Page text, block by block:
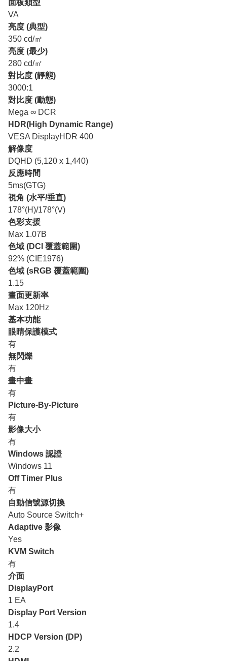
面板類型
VA
亮度 (典型)
350 cd/㎡
亮度 (最少)
280 cd/㎡
對比度 (靜態)
3000:1
對比度 (動態)
Mega ∞ DCR
HDR(High Dynamic Range)
VESA DisplayHDR 400
解像度
DQHD (5,120 x 1,440)
反應時間
5ms(GTG)
視角 (水平/垂直)
178°(H)/178°(V)
色彩支援
Max 1.07B
色域 (DCI 覆蓋範圍)
92% (CIE1976)
色域 (sRGB 覆蓋範圍)
1.15
畫面更新率
Max 120Hz
基本功能
眼睛保護模式
有
無閃爍
有
畫中畫
有
Picture-By-Picture
有
影像大小
有
Windows 認證
Windows 11
Off Timer Plus
有
自動信號源切換
Auto Source Switch+
Adaptive 影像
Yes
KVM Switch
有
介面
DisplayPort
1 EA
Display Port Version
1.4
HDCP Version (DP)
2.2